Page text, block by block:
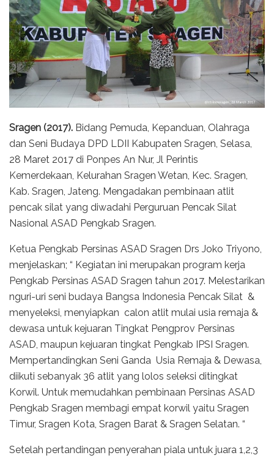
Sragen (2017). Bidang Pemuda, Kepanduan, Olahraga
dan Seni Budaya DPD LDII Kabupaten Sragen, Selasa,
28 Maret 2017 di Ponpes An Nur, Jl Perintis
Kemerdekaan, Kelurahan Sragen Wetan, Kec. Sragen,
Kab. Sragen, Jateng. Mengadakan pembinaan atlit
pencak silat yang diwadahi Perguruan Pencak Silat
Nasional ASAD Pengkab Sragen.
Ketua Pengkab Persinas ASAD Sragen Drs Joko Triyono,
menjelaskan; “ Kegiatan ini merupakan program kerja
Pengkab Persinas ASAD Sragen tahun 2017. Melestarikan
nguri-uri seni budaya Bangsa Indonesia Pencak Silat &
menyeleksi, menyiapkan calon atlit mulai usia remaja &
dewasa untuk kejuaran Tingkat Pengprov Persinas
ASAD, maupun kejuaran tingkat Pengkab IPSI Sragen.
Mempertandingkan Seni Ganda Usia Remaja & Dewasa,
diikuti sebanyak 36 atlit yang lolos seleksi ditingkat
Korwil. Untuk memudahkan pembinaan Persinas ASAD
Pengkab Sragen membagi empat korwil yaitu Sragen
Timur, Sragen Kota, Sragen Barat & Sragen Selatan. “
Setelah pertandingan penyerahan piala untuk juara 1,2,3